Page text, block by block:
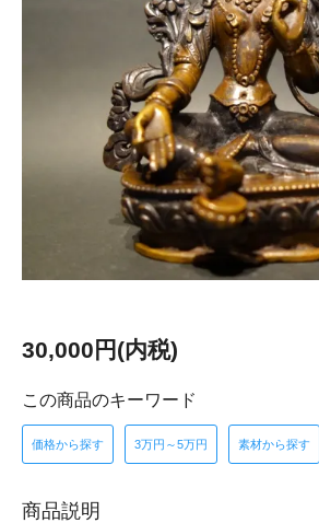
30,000円(内税)
この商品のキーワード
価格から探す 3万円～5万円 素材から探す
商品説明